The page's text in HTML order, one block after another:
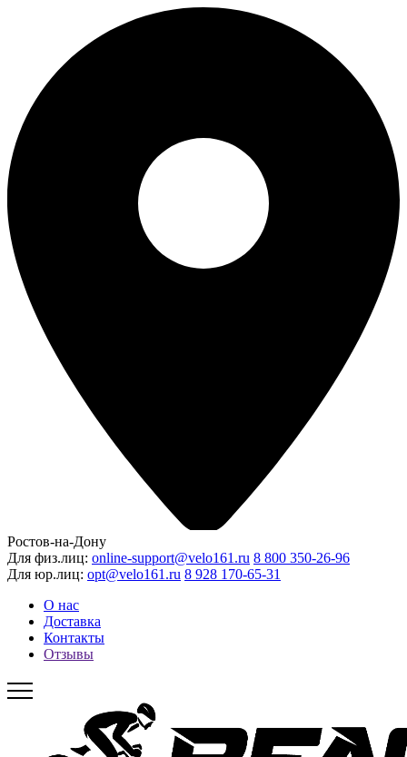
Ростов-на-Дону
Для физ.лиц: online-support@velo161.ru 8 800 350-26-96
Для юр.лиц: opt@velo161.ru 8 928 170-65-31
О нас
Доставка
Контакты
Отзывы